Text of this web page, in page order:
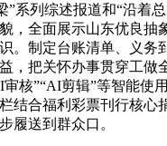
”系列综述报道和“沿着
，全面展示山东优良抽
。制定台账清单、义务
，把关怀办事贯穿工做
审核”“AI剪辑”等智能使
结合福利彩票刊行核心
履送到群众口。